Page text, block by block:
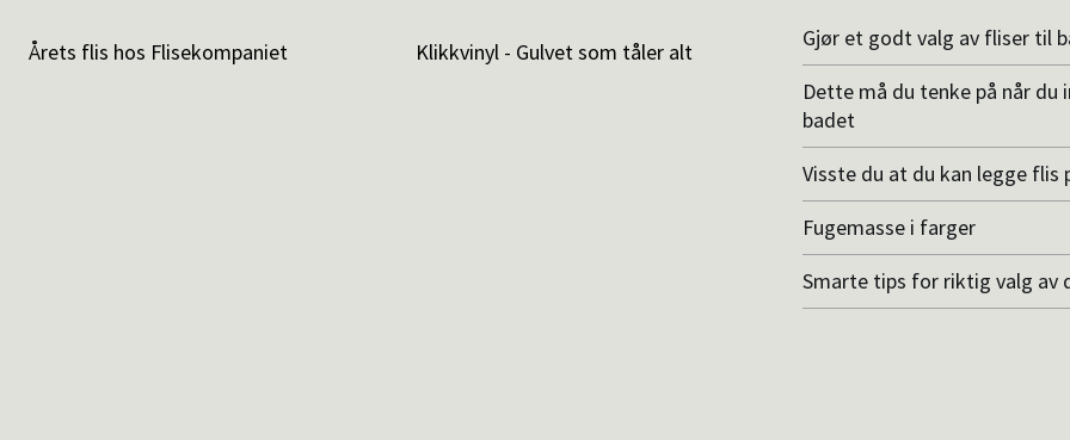
Årets flis hos Flisekompaniet Klikkvinyl - Gulvet som tåler alt
Gjør et godt valg av fliser til
Dette må du tenke på når du
badet
Visste du at du kan legge flis
Fugemasse i farger
Smarte tips for riktig valg av